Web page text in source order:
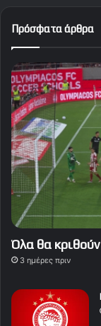
Πρόσφατα άρθρα
Όλα θα
3 ημέρες πριν